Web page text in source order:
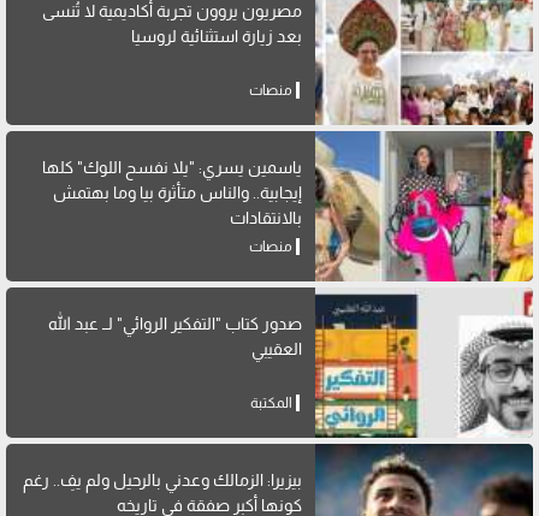
مصريون يروون تجربة أكاديمية لا تُنسى
بعد زيارة استثنائية لروسيا
منصات
ياسمين يسري: "يلا نفسح اللوك" كلها
إيجابية.. والناس متأثرة بيا وما بهتمش
بالانتقادات
منصات
صدور كتاب "التفكير الروائي" لــ عبد الله
العقيبي
المكتبة
بيزيرا: الزمالك وعدني بالرحيل ولم يفِ.. رغم
كونها أكبر صفقة في تاريخه